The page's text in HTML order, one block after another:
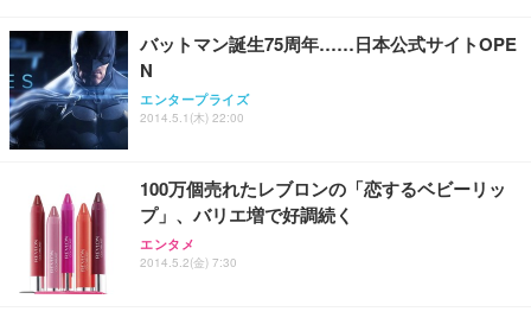
バットマン誕生75周年……日本公式サイトOPE
N
エンタープライズ
2014.5.1(木) 22:00
100万個売れたレブロンの「恋するベビーリッ
プ」、バリエ増で好調続く
エンタメ
2014.5.2(金) 7:30